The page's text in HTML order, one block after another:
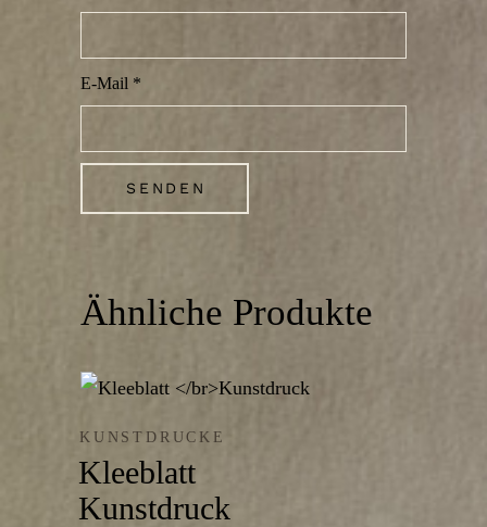
E-Mail *
Ähnliche Produkte
KUNSTDRUCKE
Kleeblatt
Kunstdruck